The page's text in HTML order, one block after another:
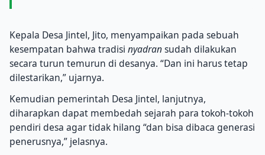
Kepala Desa Jintel, Jito, menyampaikan pada sebuah
kesempatan bahwa tradisi nyadransudah dilakukan
secara turun temurun di desanya. “Dan ini harus tetap
dilestarikan,” ujarnya.
Kemudian pemerintah Desa Jintel, lanjutnya,
diharapkan dapat membedah sejarah para tokoh-tokoh
pendiri desa agar tidak hilang “dan bisa dibaca generasi
penerusnya,” jelasnya.